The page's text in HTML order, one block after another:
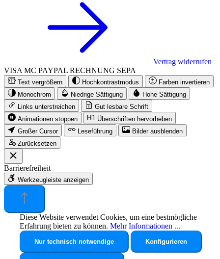
Vertrag widerrufen
VISA MC PAYPAL RECHNUNG SEPA
Text vergrößern Hochkontrastmodus
Farben invertieren
Monochrom
Niedrige Sättigung
Hohe Sättigung
Links unterstreichen
Gut lesbare Schrift
Animationen stoppen
Überschriften hervorheben
Großer Cursor
Leseführung
Bilder ausblenden
Zurücksetzen
Barrierefreiheit
Werkzeugleiste anzeigen
Diese Website verwendet Cookies, um eine bestmögliche
Erfahrung bieten zu können. Mehr Informationen ...
Nur technisch notwendige Konfigurieren